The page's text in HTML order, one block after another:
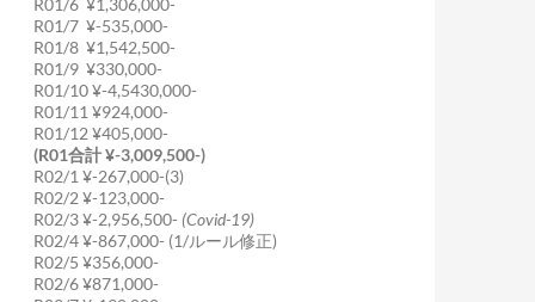
R01/6 ¥1,306,000-
R01/7 ¥-535,000-
R01/8 ¥1,542,500-
R01/9 ¥330,000-
R01/10 ¥-4,5430,000-
R01/11 ¥924,000-
R01/12 ¥405,000-
(R01合計 ¥-3,009,500-)
R02/1 ¥-267,000-(3)
R02/2 ¥-123,000-
R02/3 ¥-2,956,500- (Covid-19)
R02/4 ¥-867,000- (1/ルール修正)
R02/5 ¥356,000-
R02/6 ¥871,000-